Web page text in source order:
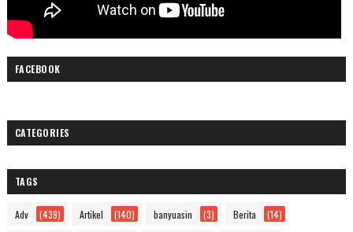
FACEBOOK
CATEGORIES
TAGS
Adv (439) Artikel (140) banyuasin (3) Berita (14)